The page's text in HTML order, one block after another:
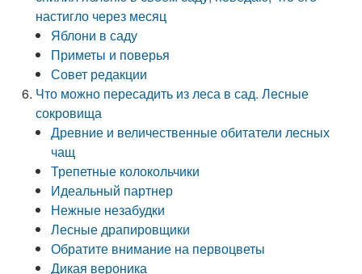
настигло через месяц
Яблони в саду
Приметы и поверья
Совет редакции
Что можно пересадить из леса в сад. Лесные
сокровища
Древние и величественные обитатели лесных
чащ
Трепетные колокольчики
Идеальный партнер
Нежные незабудки
Лесные драпировщики
Обратите внимание на первоцветы
Дикая вероника